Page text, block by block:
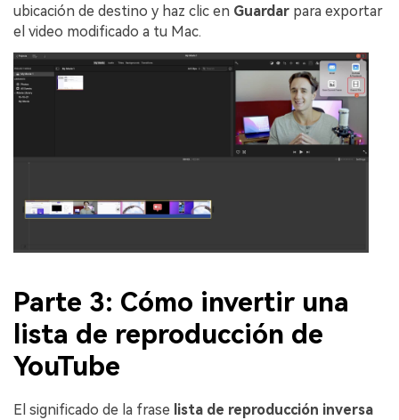
ubicación de destino y haz clic en Guardar para exportar
el video modificado a tu Mac.
Parte 3: Cómo invertir una
lista de reproducción de
YouTube
El significado de la frase lista de reproducción inversa